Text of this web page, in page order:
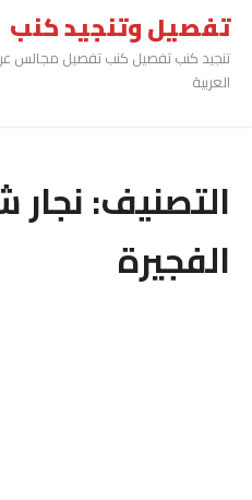
تفصيل وتنجيد كنب
تنجيد كنب تفصيل كنب تفصيل مجالس عربية
العربية
التصنيف:نجار
الفجيرة